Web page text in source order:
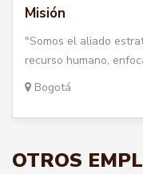
Misión
"Somos el aliado
recurso humano,
Bogotá
OTROS